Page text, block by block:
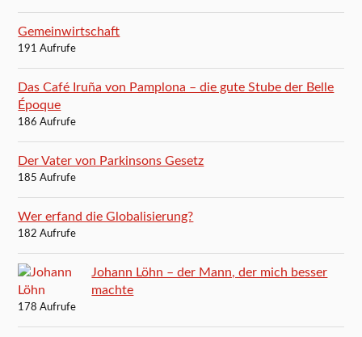
Gemeinwirtschaft
191 Aufrufe
Das Café Iruña von Pamplona – die gute Stube der Belle
Époque
186 Aufrufe
Der Vater von Parkinsons Gesetz
185 Aufrufe
Wer erfand die Globalisierung?
182 Aufrufe
Johann Löhn – der Mann, der mich besser
machte
178 Aufrufe